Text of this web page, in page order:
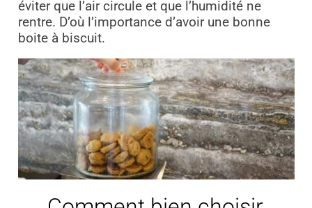
éviter que l’air circule et que l’humidité ne
rentre. D’où l’importance d’avoir une bonne
boite à biscuit.